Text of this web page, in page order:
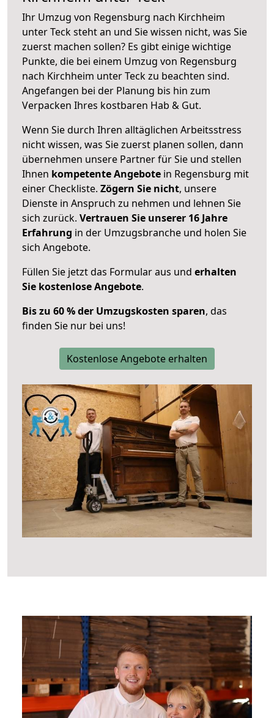
Ihr Umzug von Regensburg nach Kirchheim
unter Teck steht an und Sie wissen nicht, was Sie
zuerst machen sollen? Es gibt einige wichtige
Punkte, die bei einem Umzug von Regensburg
nach Kirchheim unter Teck zu beachten sind.
Angefangen bei der Planung bis hin zum
Verpacken Ihres kostbaren Hab & Gut.
Wenn Sie durch Ihren alltäglichen Arbeitsstress
nicht wissen, was Sie zuerst planen sollen, dann
übernehmen unsere Partner für Sie und stellen
Ihnen kompetente Angebote in Regensburg mit
einer Checkliste. Zögern Sie nicht, unsere
Dienste in Anspruch zu nehmen und lehnen Sie
sich zurück. Vertrauen Sie unserer 16 Jahre
Erfahrung in der Umzugsbranche und holen Sie
sich Angebote.
Füllen Sie jetzt das Formular aus und erhalten
Sie kostenlose Angebote.
Bis zu 60 % der Umzugskosten sparen, das
finden Sie nur bei uns!
Kostenlose Angebote erhalten